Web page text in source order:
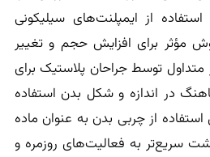
از ایمپلنت‌های سیلیکونی
مؤثر برای افزایش حجم و تغییر
توسط جراحان پلاستیک برای
در اندازه و شکل بدن استفاده
از چربی بدن به عنوان ماده
سریع‌تر به فعالیت‌های روزمره و